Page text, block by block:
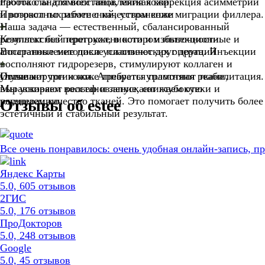
и возрастных изменений, устранение миграции филлера.
Наша задача — естественный, сбалансированный
результат без перегруженности и избыточности.
Протокол по работе с качеством кожи
Комплексный протокол, в котором инъекционные и
аппаратные методики усиливают друг друга. Инъекции
восполняют гидрорезерв, стимулируют коллаген и
улучшают тон кожи. Аппараты уплотняют ткани,
выравнивают рельеф и запускают глубокую
регенерацию.
Восстановление после пластических операций
После хирургии коже требуется грамотная реабилитация.
Мы ускоряем восстановление, снижаем отеки и
улучшаем качество тканей. Это помогает получить более
эстетичный и стабильный результат.
Отзывы
Отзывы об estee
Все очень понравилось: очень удобная онлайн-
Яндекс Карты
5.0, 605 отзывов
2ГИС
5.0, 176 отзывов
ПроДокторов
5.0, 248 отзывов
Google
5.0, 45 отзывов